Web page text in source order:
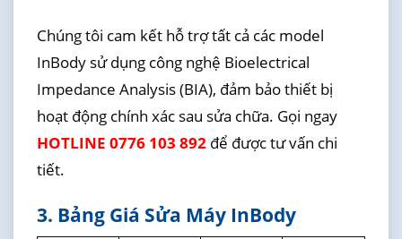
Chúng tôi cam kết hỗ trợ tất cả các model
InBody sử dụng công nghệ Bioelectrical
Impedance Analysis (BIA), đảm bảo thiết bị
hoạt động chính xác sau sửa chữa. Gọi ngay
HOTLINE 0776 103 892để được tư vấn chi
tiết.
3. Bảng Giá Sửa Máy InBody